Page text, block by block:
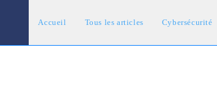
Accueil Tous les articles Cybersécurité